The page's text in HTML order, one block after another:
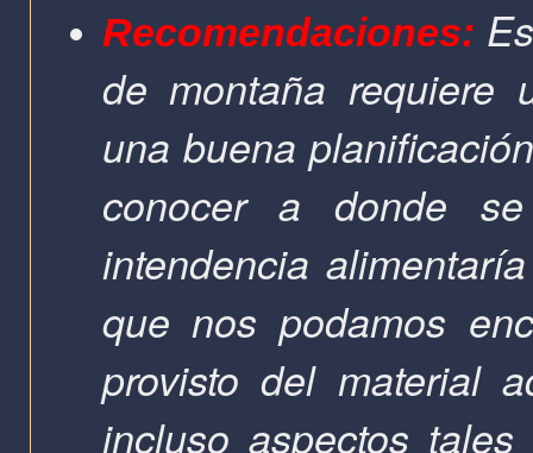
Recomendaciones:
de montaña requiere
una buena
conocer a donde
intendencia
que nos podamos
provisto del material
incluso aspectos